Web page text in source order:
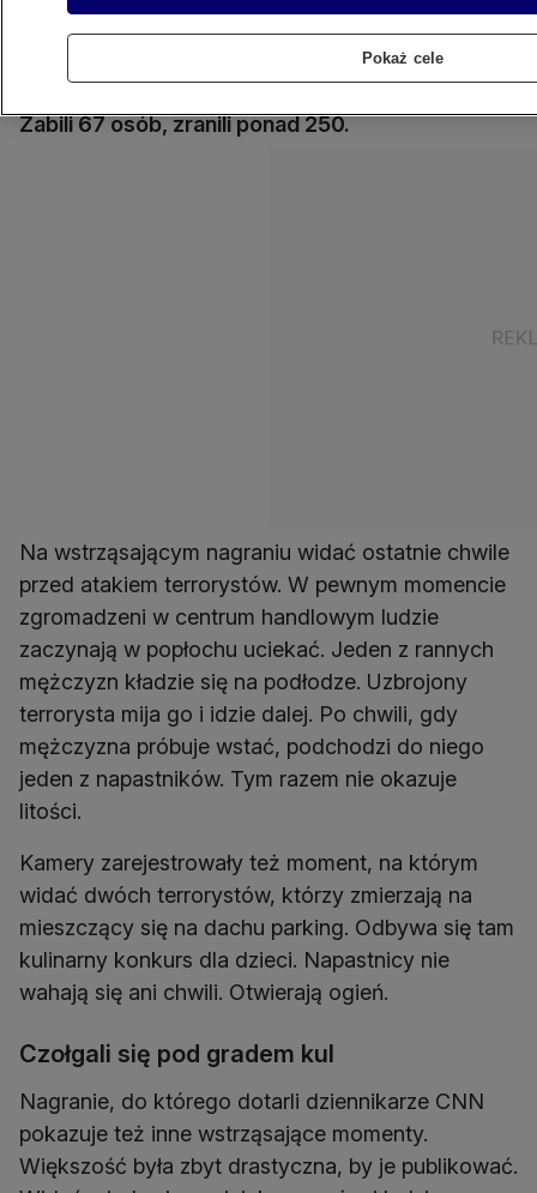
nagrań z monitoringu, ukazujących atak
terrorystów z ugrupowania Al-Szabab, do
którego doszło 21 września. Terroryści
Zabili 67 osób, zranili ponad 250.
Na wstrząsającym nagraniu widać ostatnie chwile
przed atakiem terrorystów. W pewnym momencie
zgromadzeni w centrum handlowym ludzie
zaczynają w popłochu uciekać. Jeden z rannych
mężczyzn kładzie się na podłodze. Uzbrojony
terrorysta mija go i idzie dalej. Po chwili, gdy
mężczyzna próbuje wstać, podchodzi do niego
jeden z napastników. Tym razem nie okazuje
litości.
Kamery zarejestrowały też moment, na którym
widać dwóch terrorystów, którzy zmierzają na
mieszczący się na dachu parking. Odbywa się tam
kulinarny konkurs dla dzieci. Napastnicy nie
wahają się ani chwili. Otwierają ogień.
Czołgali się pod gradem kul
Nagranie, do którego dotarli dziennikarze CNN
pokazuje też inne wstrząsające momenty.
Większość była zbyt drastyczna, by je publikować.
Pokaż cele